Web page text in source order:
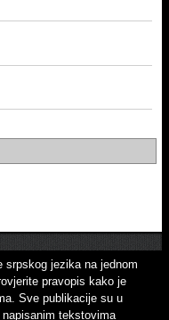
srpskog jezika na jednom
pravopis kako je
Sve publikacije su u
tekstovima